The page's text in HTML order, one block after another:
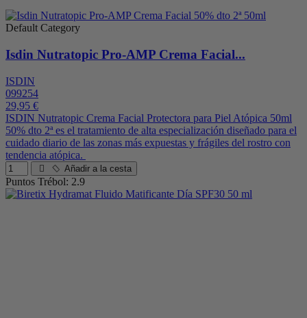
Default Category
Isdin Nutratopic Pro-AMP Crema Facial...
ISDIN
099254
29,95 €
ISDIN Nutratopic Crema Facial Protectora para Piel Atópica 50ml
50% dto 2ª es el tratamiento de alta especialización diseñado para el
cuidado diario de las zonas más expuestas y frágiles del rostro con
tendencia atópica.
Añadir a la cesta
Puntos Trébol: 2.9